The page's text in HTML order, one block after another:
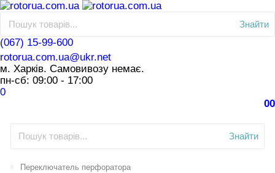
Знайти
(067) 15-99-600
rotorua.com.ua@ukr.net
м. Харків. Самовивозу немає.
пн-сб: 09:00 - 17:00
0
00
Знайти
Переключатель перфоратора